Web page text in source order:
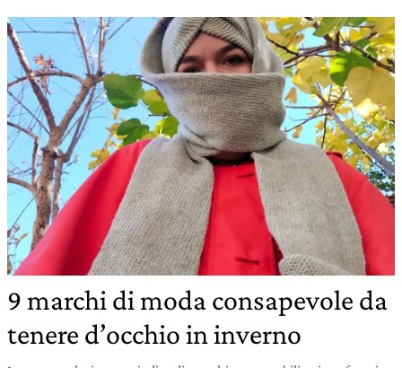
9 marchi di moda consapevole da
tenere d’occhio in inverno